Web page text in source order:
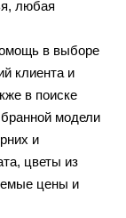
любая
в выборе
клиента и
в поиске
модели
и
цветы из
цены и